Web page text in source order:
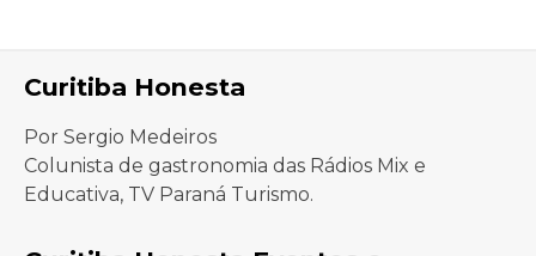
Curitiba Honesta
Por Sergio Medeiros
Colunista de gastronomia das Rádios Mix e
Educativa, TV Paraná Turismo.